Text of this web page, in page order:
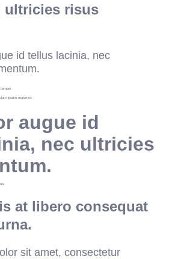
ultricies risus
id tellus lacinia, nec
ipsum maximus.
augue id
nec ultricies
at libero consequat
sit amet, consectetur